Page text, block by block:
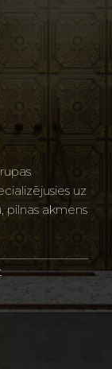
uz
pilnas akmens